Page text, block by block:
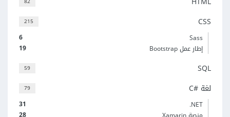
215 CSS
6
Sass
19
إطار عمل Bootstrap
59 SQL
79 لغة C#‎
31
‎.NET